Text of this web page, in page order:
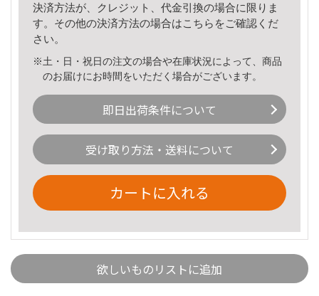
決済方法が、クレジット、代金引換の場合に限りま
す。その他の決済方法の場合はこちら をご確認くだ
さい。
※土・日・祝日の注文の場合や在庫状況によって、商品
のお届けにお時間をいただく場合がございます。
即日出荷条件について
受け取り方法・送料について
カートに入れる
欲しいものリストに追加